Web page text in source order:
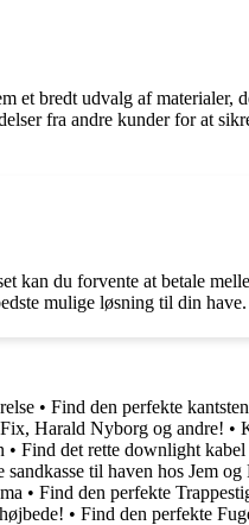
bredt udvalg af materialer,
fra andre kunder for at
kan du forvente at betale
mulige løsning til din have.
• Find den perfekte
Harald Nyborg og andre! •
• Find det rette downlight
sandkasse til haven hos Jem og
• Find den perfekte
• Find den perfekte